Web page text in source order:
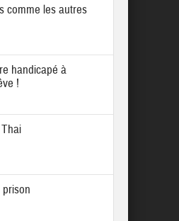
comme les autres
handicapé à
!